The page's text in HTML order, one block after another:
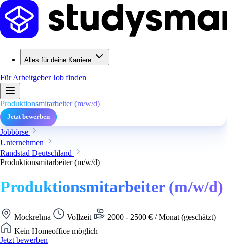
Alles für deine Karriere
Für ArbeitgeberJob finden
Produktionsmitarbeiter (m/w/d)
Jetzt bewerben
Jobbörse
Unternehmen
Randstad Deutschland
Produktionsmitarbeiter (m/w/d)
Produktionsmitarbeiter (m/w/d)
Mockrehna Vollzeit
2000 - 2500 € / Monat (geschätzt)
Kein Homeoffice möglich
Jetzt bewerben